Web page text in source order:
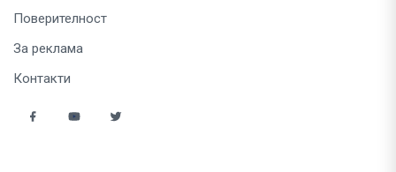
Поверителност
За реклама
Контакти